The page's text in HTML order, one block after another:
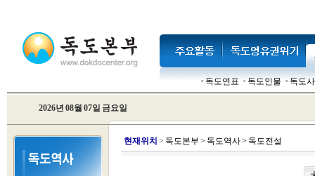
독도연표 독도인물 독도
2026년 08월 07일 금요일
현재위치 > 독도본부 > 독도역사> 독도전설